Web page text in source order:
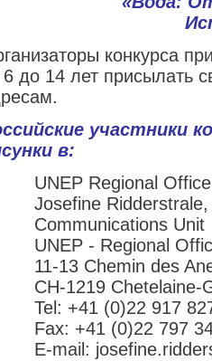
конкурса
6 до 14 лет присылать
участники
в:
UNEP Regional
Josefine Ridderstrale,
Communications Unit
UNEP - Regional
11-13 Chemin des
CH-1219 Chetelaine-
Tel: +41 (0)22 917
Fax: +41 (0)22 797
E-mail: